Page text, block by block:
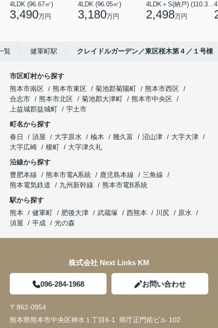
4LDK (96.67㎡)
3,490万円
4LDK (96.05㎡)
3,180万円
4LDK＋S(納戸) (110.37㎡)
2,498万円
覧 健軍町駅 クレイドルガーデン／東区桜木第４／１号棟
市区町村から探す
熊本市南区
熊本市東区 菊池郡菊陽町
熊本市西区
合志市
熊本市北区 菊池郡大津町
熊本市中央区
上益城郡益城町
宇土市
町名から探す
春日
須屋 大字原水 楡木 幾久富 沼山津
大字大津
大字広崎
榎町
大字津久礼
沿線から探す
豊肥本線
熊本市電A系統 鹿児島本線
三角線
熊本電気鉄道
九州新幹線
熊本市電B系統
駅から探す
熊本
健軍町 肥後大津 武蔵塚 西熊本 川尻
原水
須屋
平成 光の森
株式会社 Next Links KM
096-284-1968 お問い合わせ
〒862-0954
熊本県熊本市中央区神水１丁目6-1 県庁正門前ビル 102